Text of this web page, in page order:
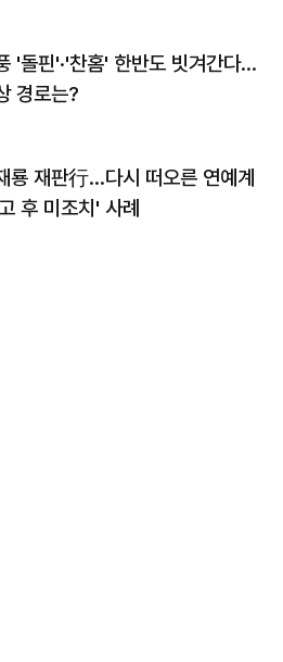
'돌핀'·'찬홈' 한반도 빗겨간다…
경로는?
룡 재판行…다시 떠오른 연예계
후 미조치' 사례